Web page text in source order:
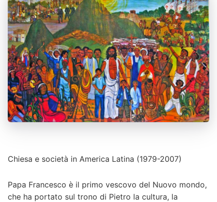
Chiesa e società in America Latina (1979-2007)
Papa Francesco è il primo vescovo del Nuovo mondo,
che ha portato sul trono di Pietro la cultura, la